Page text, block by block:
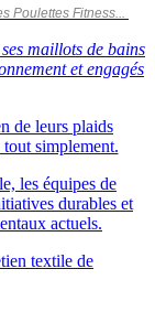
Poulettes Fitness...
maillots de bains
et engagés
de leurs plaids
tout simplement.
les équipes de
durables et
actuels.
textile de